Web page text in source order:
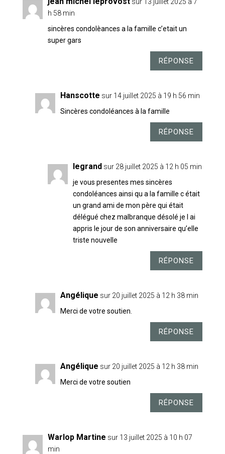
sur 13 juillet 2025 à 7
h 58 min
sincères condolèances a la famille c’etait un
super gars
RÉPONSE
Hanscotte sur 14 juillet 2025 à 19 h 56 min
Sincères condoléances à la famille
RÉPONSE
legrand sur 28 juillet 2025 à 12 h 05 min
je vous presentes mes sincères
condoléances ainsi qu a la famille c était
un grand ami de mon père qui était
délégué chez malbranque désolé je l ai
appris le jour de son anniversaire qu’elle
triste nouvelle
RÉPONSE
Angélique sur 20 juillet 2025 à 12 h 38 min
Merci de votre soutien.
RÉPONSE
Angélique sur 20 juillet 2025 à 12 h 38 min
Merci de votre soutien
RÉPONSE
Warlop Martine sur 13 juillet 2025 à 10 h 07
min